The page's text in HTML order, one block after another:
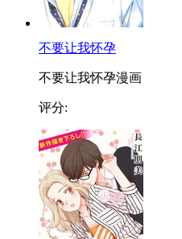
不要让我怀孕
不要让我怀孕漫画
评分: